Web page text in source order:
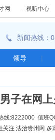
网 - 视听中心
新闻热线：
领导 |
子在网
线:8222000 值班
注 法治贵州网 多